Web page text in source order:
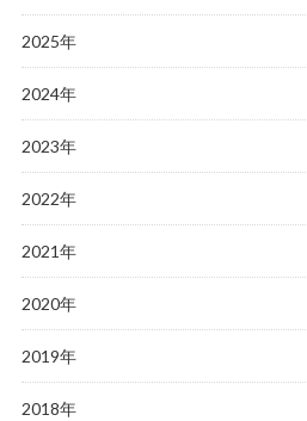
2025年
2024年
2023年
2022年
2021年
2020年
2019年
2018年